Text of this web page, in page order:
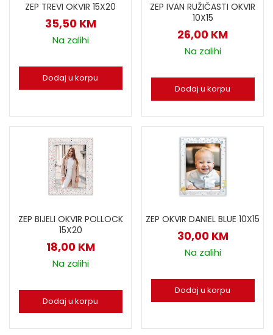
ZEP TREVI OKVIR 15X20
35,50 KM
Na zalihi
Dodaj u korpu
ZEP IVAN RUŽIČASTI OKVIR
10X15
26,00 KM
Na zalihi
Dodaj u korpu
ZEP BIJELI OKVIR POLLOCK
15X20
18,00 KM
Na zalihi
Dodaj u korpu
ZEP OKVIR DANIEL BLUE 10X15
30,00 KM
Na zalihi
Dodaj u korpu